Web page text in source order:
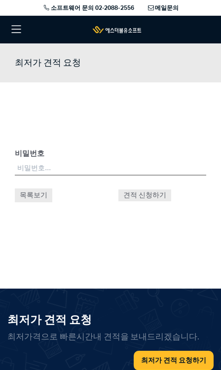
소프트웨어 문의 02-2088-2556 메일문의
최저가 견적 요청
비밀번호
목록보기
최저가 견적 요청
최저가격으로 빠른시간내 견적을 보내드리겠습니다.
최저가 견적 요청하기